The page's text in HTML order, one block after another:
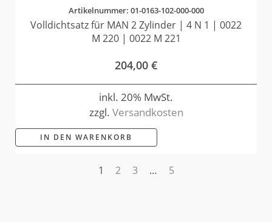
Artikelnummer: 01-0163-102-000-000
Volldichtsatz für MAN 2 Zylinder | 4 N 1 | 0022
M 220 | 0022 M 221
204,00 €
inkl. 20% MwSt.
zzgl. Versandkosten
IN DEN WARENKORB
1 2 3 … 5